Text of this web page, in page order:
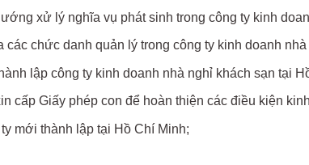
xử lý nghĩa vụ phát sinh trong công ty kinh
chức danh quản lý trong công ty kinh doanh
lập công ty kinh doanh nhà nghỉ khách sạn tại
cấp Giấy phép con để hoàn thiện các điều kiện
mới thành lập tại Hồ Chí Minh;